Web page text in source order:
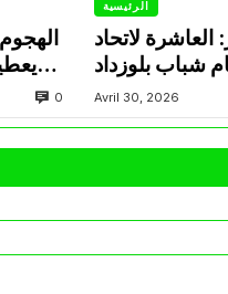
في
0
الرئيسية
لاتحاد
شباب بلوزداد
Avril 30, 2026